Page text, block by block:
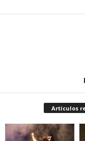
Artículos